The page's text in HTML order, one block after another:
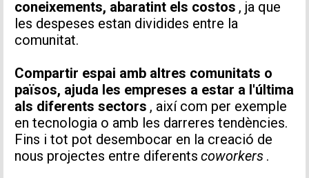
coneixements, abaratint els costos , ja que
les despeses estan dividides entre la
comunitat.
Compartir espai amb altres comunitats o
països, ajuda les empreses a estar a l'última
als diferents sectors , així com per exemple
en tecnologia o amb les darreres tendències.
Fins i tot pot desembocar en la creació de
nous projectes entre diferents coworkers .